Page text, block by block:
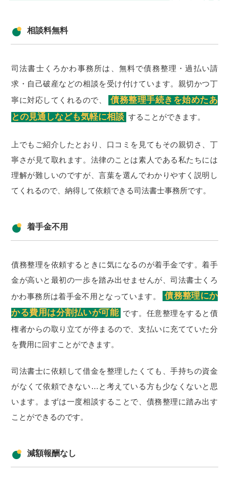
相談料無料
司法書士くろかわ事務所は、無料で債務整理・過払い請
求・自己破産などの相談を受け付けています。親切かつ丁
寧に対応してくれるので、
債務整理手続きを始めたあ
との見通しなども気軽に相談 することができます。
上でもご紹介したとおり、口コミを見てもその親切さ、丁
寧さが見て取れます。法律のことは素人である私たちには
理解が難しいのですが、言葉を選んでわかりやすく説明し
てくれるので、納得して依頼できる司法書士事務所です。
着手金不用
債務整理を依頼するときに気になるのが着手金です。着手
金が高いと最初の一歩を踏み出せませんが、司法書士くろ
かわ事務所は着手金不用となっています。
債務整理にか
かる費用は分割払いが可能 です。任意整理をすると債
権者からの取り立てが停まるので、支払いに充てていた分
を費用に回すことができます。
司法書士に依頼して借金を整理したくても、手持ちの資金
がなくて依頼できない…と考えている方も少なくないと思
います。まずは一度相談することで、債務整理に踏み出す
ことができるのです。
減額報酬なし